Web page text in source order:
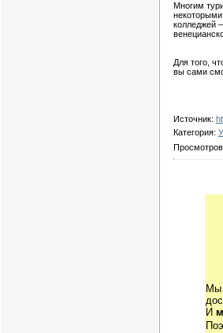
Многим
колледжей
Для того,
вы сами
Источник:
Категория:
Мы
И